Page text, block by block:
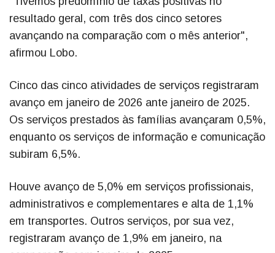
resultado geral, com três dos cinco setores
avançando na comparação com o mês anterior",
afirmou Lobo.
Cinco das cinco atividades de serviços registraram
avanço em janeiro de 2026 ante janeiro de 2025.
Os serviços prestados às famílias avançaram 0,5%,
enquanto os serviços de informação e comunicação
subiram 6,5%.
Houve avanço de 5,0% em serviços profissionais,
administrativos e complementares e alta de 1,1%
em transportes. Outros serviços, por sua vez,
registraram avanço de 1,9% em janeiro, na